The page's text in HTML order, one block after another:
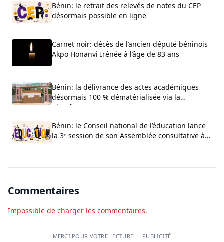
Bénin: le retrait des relevés de notes du CEP
désormais possible en ligne
Carnet noir: décès de l’ancien député béninois
Akpo Honanvi Irénée à l’âge de 83 ans
Bénin: la délivrance des actes académiques
désormais 100 % dématérialisée via la
plateforme ACTIA
Bénin: le Conseil national de l’éducation lance
la 3ᵉ session de son Assemblée consultative à
Commentaires
Impossible de charger les commentaires.
MERCI POUR VOTRE LECTURE — PUBLICITÉ